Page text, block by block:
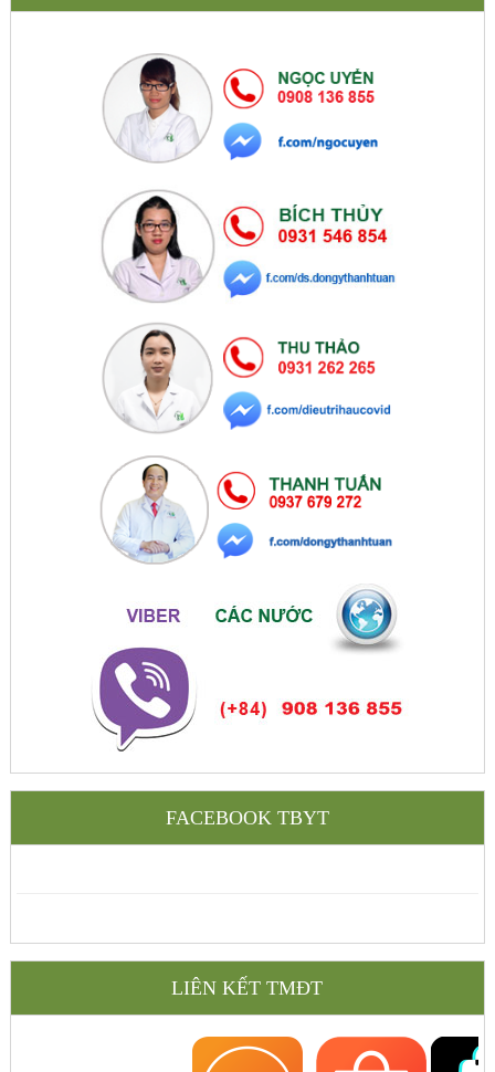
FACEBOOK TBYT
LIÊN KẾT TMĐT